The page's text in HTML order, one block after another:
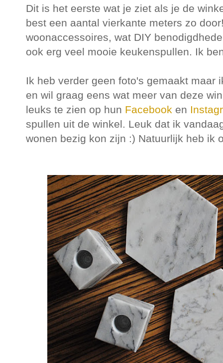
Dit is het eerste wat je ziet als je de
best een aantal vierkante meters zo
woonaccessoires, wat DIY
ook erg veel mooie keukenspullen. Ik
Ik heb verder geen foto's gemaakt maar
en wil graag eens wat meer van deze
leuks te zien op hun Facebook en
spullen uit de winkel. Leuk dat ik
wonen bezig kon zijn :) Natuurlijk heb ik